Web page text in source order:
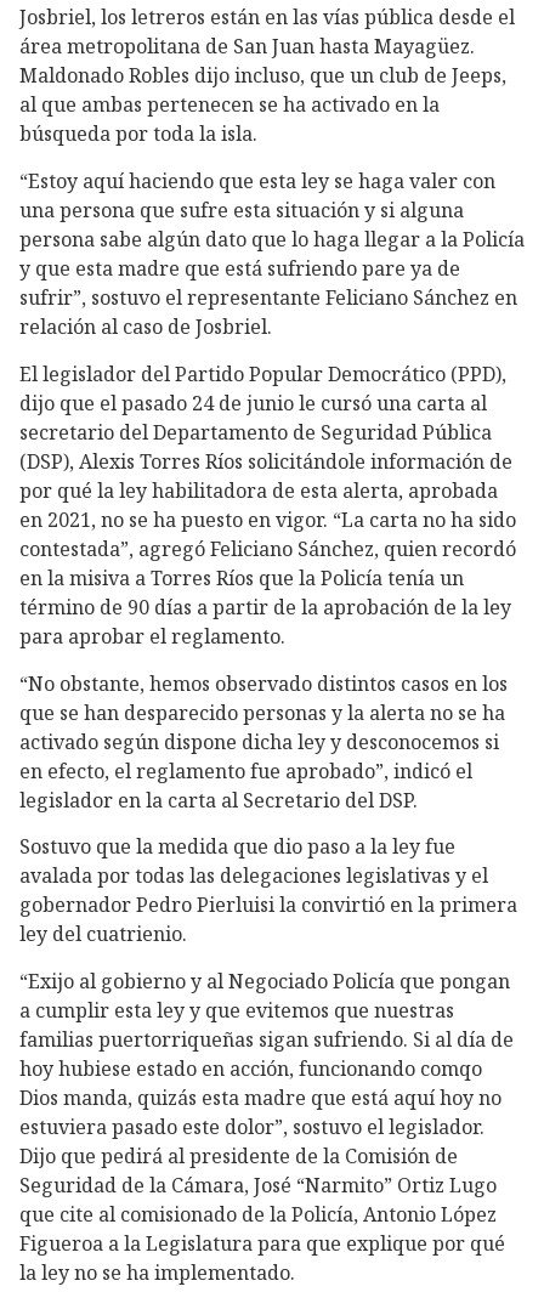
Josbriel, los letreros están en las vías pública desde el
área metropolitana de San Juan hasta Mayagüez.
Maldonado Robles dijo incluso, que un club de Jeeps,
al que ambas pertenecen se ha activado en la
búsqueda por toda la isla.
“Estoy aquí haciendo que esta ley se haga valer con
una persona que sufre esta situación y si alguna
persona sabe algún dato que lo haga llegar a la Policía
y que esta madre que está sufriendo pare ya de
sufrir”, sostuvo el representante Feliciano Sánchez en
relación al caso de Josbriel.
El legislador del Partido Popular Democrático (PPD),
dijo que el pasado 24 de junio le cursó una carta al
secretario del Departamento de Seguridad Pública
(DSP), Alexis Torres Ríos solicitándole información de
por qué la ley habilitadora de esta alerta, aprobada
en 2021, no se ha puesto en vigor. “La carta no ha sido
contestada”, agregó Feliciano Sánchez, quien recordó
en la misiva a Torres Ríos que la Policía tenía un
término de 90 días a partir de la aprobación de la ley
para aprobar el reglamento.
“No obstante, hemos observado distintos casos en los
que se han desparecido personas y la alerta no se ha
activado según dispone dicha ley y desconocemos si
en efecto, el reglamento fue aprobado”, indicó el
legislador en la carta al Secretario del DSP.
Sostuvo que la medida que dio paso a la ley fue
avalada por todas las delegaciones legislativas y el
gobernador Pedro Pierluisi la convirtió en la primera
ley del cuatrienio.
“Exijo al gobierno y al Negociado Policía que pongan
a cumplir esta ley y que evitemos que nuestras
familias puertorriqueñas sigan sufriendo. Si al día de
hoy hubiese estado en acción, funcionando comqo
Dios manda, quizás esta madre que está aquí hoy no
estuviera pasado este dolor”, sostuvo el legislador.
Dijo que pedirá al presidente de la Comisión de
Seguridad de la Cámara, José “Narmito” Ortiz Lugo
que cite al comisionado de la Policía, Antonio López
Figueroa a la Legislatura para que explique por qué
la ley no se ha implementado.